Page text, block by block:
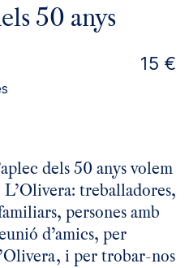
50 anys
15 €
dels 50 anys volem
treballadores,
persones amb
d’amics, per
i per trobar-nos